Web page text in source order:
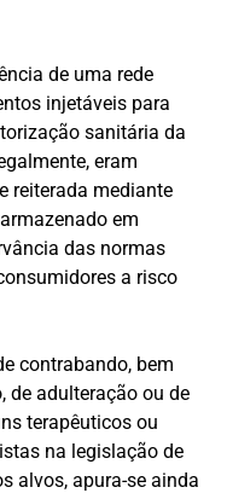
de uma rede
injetáveis para
sanitária da
eram
reiterada mediante
em
das normas
a risco
contrabando, bem
de adulteração ou de
terapêuticos ou
na legislação de
alvos, apura-se ainda